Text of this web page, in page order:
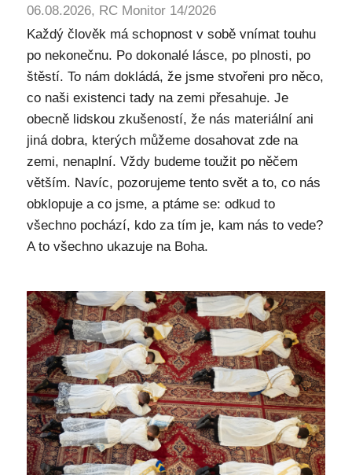
06.08.2026, RC Monitor 14/2026
Každý člověk má schopnost v sobě vnímat touhu
po nekonečnu. Po dokonalé lásce, po plnosti, po
štěstí. To nám dokládá, že jsme stvořeni pro něco,
co naši existenci tady na zemi přesahuje. Je
obecně lidskou zkušeností, že nás materiální ani
jiná dobra, kterých můžeme dosahovat zde na
zemi, nenaplní. Vždy budeme toužit po něčem
větším. Navíc, pozorujeme tento svět a to, co nás
obklopuje a co jsme, a ptáme se: odkud to
všechno pochází, kdo za tím je, kam nás to vede?
A to všechno ukazuje na Boha.